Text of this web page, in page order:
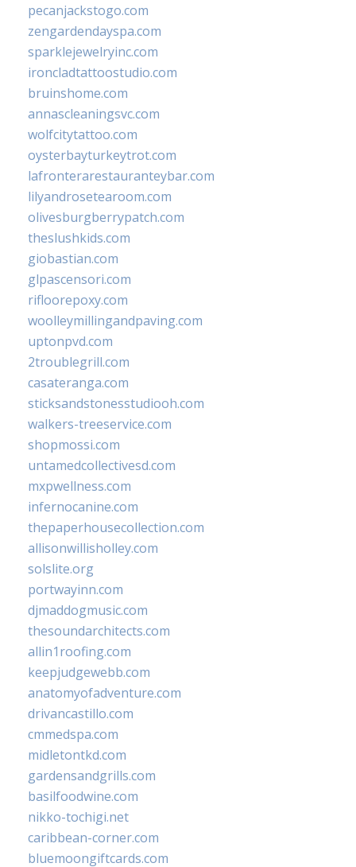
pecanjackstogo.com
zengardendayspa.com
sparklejewelryinc.com
ironcladtattoostudio.com
bruinshome.com
annascleaningsvc.com
wolfcitytattoo.com
oysterbayturkeytrot.com
lafronterarestauranteybar.com
lilyandrosetearoom.com
olivesburgberrypatch.com
theslushkids.com
giobastian.com
glpascensori.com
rifloorepoxy.com
woolleymillingandpaving.com
uptonpvd.com
2troublegrill.com
casateranga.com
sticksandstonesstudiooh.com
walkers-treeservice.com
shopmossi.com
untamedcollectivesd.com
mxpwellness.com
infernocanine.com
thepaperhousecollection.com
allisonwillisholley.com
solslite.org
portwayinn.com
djmaddogmusic.com
thesoundarchitects.com
allin1roofing.com
keepjudgewebb.com
anatomyofadventure.com
drivancastillo.com
cmmedspa.com
midletontkd.com
gardensandgrills.com
basilfoodwine.com
nikko-tochigi.net
caribbean-corner.com
bluemoongiftcards.com